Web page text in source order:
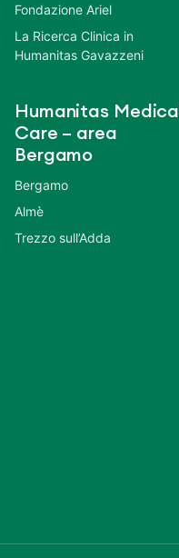
Fondazione Ariel
La Ricerca Clinica in
Humanitas Gavazzeni
Humanitas Medical
Care – area
Bergamo
Bergamo
Almè
Trezzo sull’Adda